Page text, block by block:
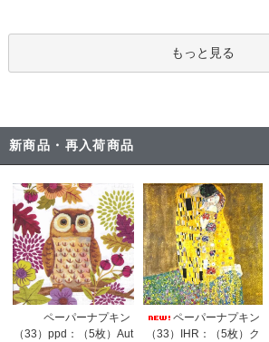
もっと見る
新商品・再入荷商品
ペーパーナプキン
（33）ppd：（5枚）Aut
ペーパーナプキン
（33）IHR：（5枚）ク